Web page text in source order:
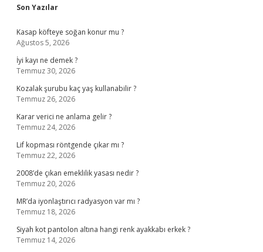
Sidebar
Son Yazılar
Kasap köfteye soğan konur mu ?
Ağustos 5, 2026
İyi kayı ne demek ?
Temmuz 30, 2026
Kozalak şurubu kaç yaş kullanabilir ?
Temmuz 26, 2026
Karar verici ne anlama gelir ?
Temmuz 24, 2026
Lif kopması röntgende çıkar mı ?
Temmuz 22, 2026
2008’de çıkan emeklilik yasası nedir ?
Temmuz 20, 2026
MR’da iyonlaştırıcı radyasyon var mı ?
Temmuz 18, 2026
Siyah kot pantolon altına hangi renk ayakkabı erkek ?
Temmuz 14, 2026